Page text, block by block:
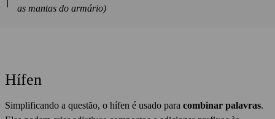
as mantas do armário)
Hífen
Simplificando a questão, o hífen é usado para combinar palavras.